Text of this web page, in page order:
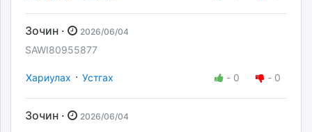
Зочин · 2026/06/04
SAWI80955877
Хариулах · Устгах - 0 - 0
Зочин · 2026/06/04